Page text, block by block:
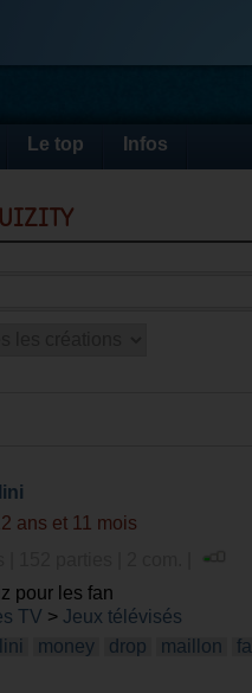
Le top Infos
ans et 11 mois
pour les fan
TV > Jeux télévisés
money drop maillon